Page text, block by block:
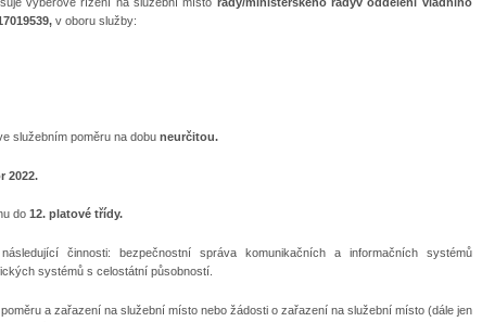
v oboru služby:
služebním poměru na dobu neurčitou.
2022.
do 12. platové třídy.
činnosti: bezpečnostní správa komunikačních a informačních systémů
systémů s celostátní působností.
a zařazení na služební místo nebo žádosti o zařazení na služební místo (dále jen